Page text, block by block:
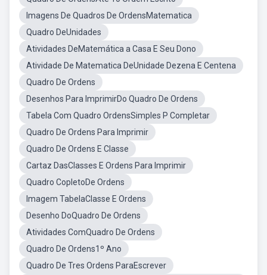
Imagens De Quadros De OrdensMatematica
Quadro DeUnidades
Atividades DeMatemática a Casa E Seu Dono
Atividade De Matematica DeUnidade Dezena E Centena
Quadro De Ordens
Desenhos Para ImprimirDo Quadro De Ordens
Tabela Com Quadro OrdensSimples P Completar
Quadro De Ordens Para Imprimir
Quadro De Ordens E Classe
Cartaz DasClasses E Ordens Para Imprimir
Quadro CopletoDe Ordens
Imagem TabelaClasse E Ordens
Desenho DoQuadro De Ordens
Atividades ComQuadro De Ordens
Quadro De Ordens1º Ano
Quadro De Tres Ordens ParaEscrever